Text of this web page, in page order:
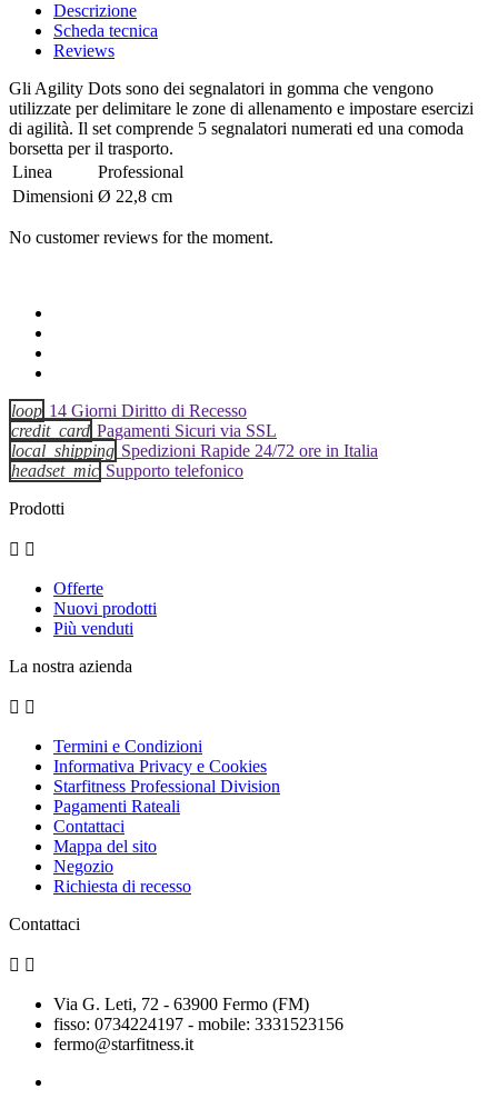
Descrizione
Scheda tecnica
Reviews
Gli Agility Dots sono dei segnalatori in gomma che vengono
utilizzate per delimitare le zone di allenamento e impostare esercizi
di agilità. Il set comprende 5 segnalatori numerati ed una comoda
borsetta per il trasporto.
Linea
Professional
Dimensioni Ø 22,8 cm
No customer reviews for the moment.
loop 14 Giorni Diritto di Recesso
credit_card Pagamenti Sicuri via SSL
local_shipping Spedizioni Rapide 24/72 ore in Italia
headset_mic Supporto telefonico
Prodotti
 
Offerte
Nuovi prodotti
Più venduti
La nostra azienda
 
Termini e Condizioni
Informativa Privacy e Cookies
Starfitness Professional Division
Pagamenti Rateali
Contattaci
Mappa del sito
Negozio
Richiesta di recesso
Contattaci
 
Via G. Leti, 72 - 63900 Fermo (FM)
fisso: 0734224197 - mobile: 3331523156
fermo@starfitness.it